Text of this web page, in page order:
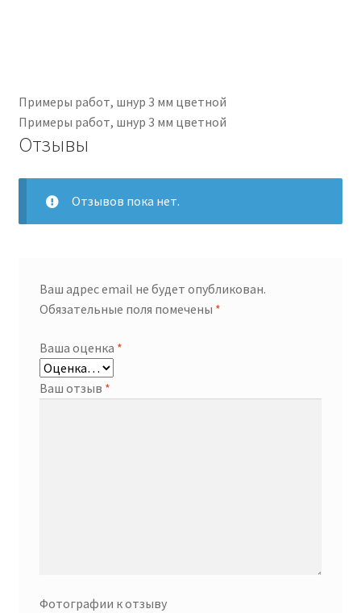
Примеры работ, шнур 3 мм цветной
Примеры работ, шнур 3 мм цветной
Отзывы
Отзывов пока нет.
Ваш адрес email не будет опубликован.
Обязательные поля помечены *
Ваша оценка *
Ваш отзыв *
Фотографии к отзыву